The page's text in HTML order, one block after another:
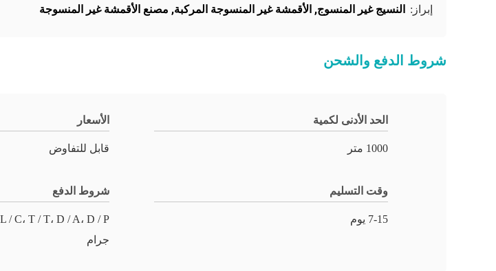
إبراز: النسيج غير المنسوج, الأقمشة غير المنسوجة المركبة, مصنع الأقمشة غير المنسوجة
شروط الدفع والشحن
الحد الأدنى لكمية
1000 متر
الأسعار
قابل للتفاوض
وقت التسليم
7-15 يوم
شروط الدفع
جرام